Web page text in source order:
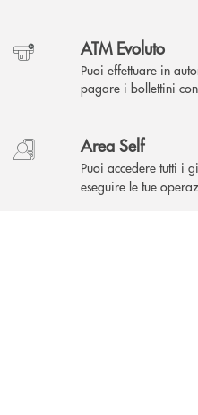
ATM Evoluto
Puoi effettuare in
pagare i bollettini
Area Self
Puoi accedere tutti i
eseguire le tue